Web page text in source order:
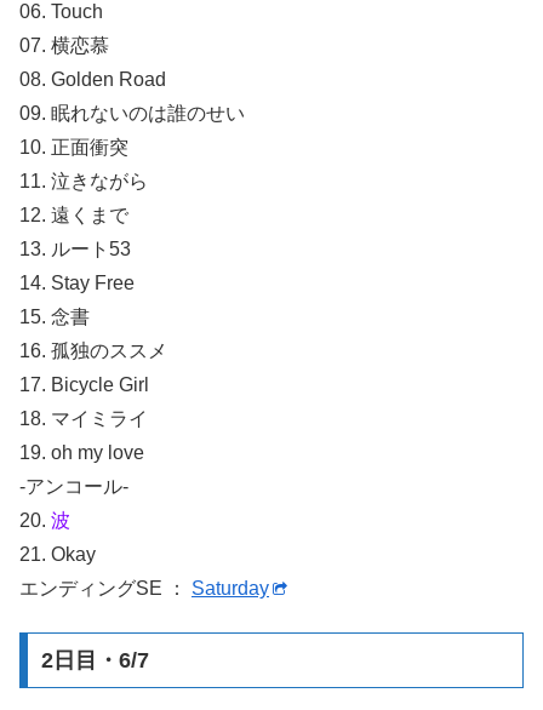
06. Touch
07. 横恋慕
08. Golden Road
09. 眠れないのは誰のせい
10. 正面衝突
11. 泣きながら
12. 遠くまで
13. ルート53
14. Stay Free
15. 念書
16. 孤独のススメ
17. Bicycle Girl
18. マイミライ
19. oh my love
-アンコール-
20. 波
21. Okay
エンディングSE ： Saturday
2日目・6/7